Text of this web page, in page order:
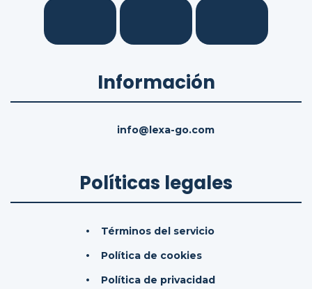
Información
info@lexa-go.com
Políticas legales
Términos del servicio
Política de cookies
Política de privacidad